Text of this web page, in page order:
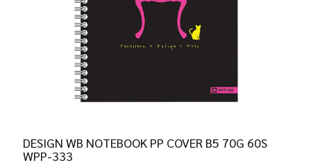
DESIGN WB NOTEBOOK PP COVER B5 70G 60S
WPP-333